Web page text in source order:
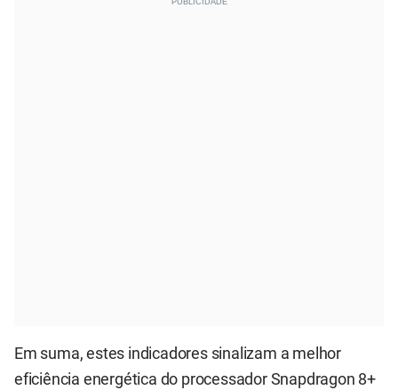
Em suma, estes indicadores sinalizam a melhor
eficiência energética do processador Snapdragon 8+